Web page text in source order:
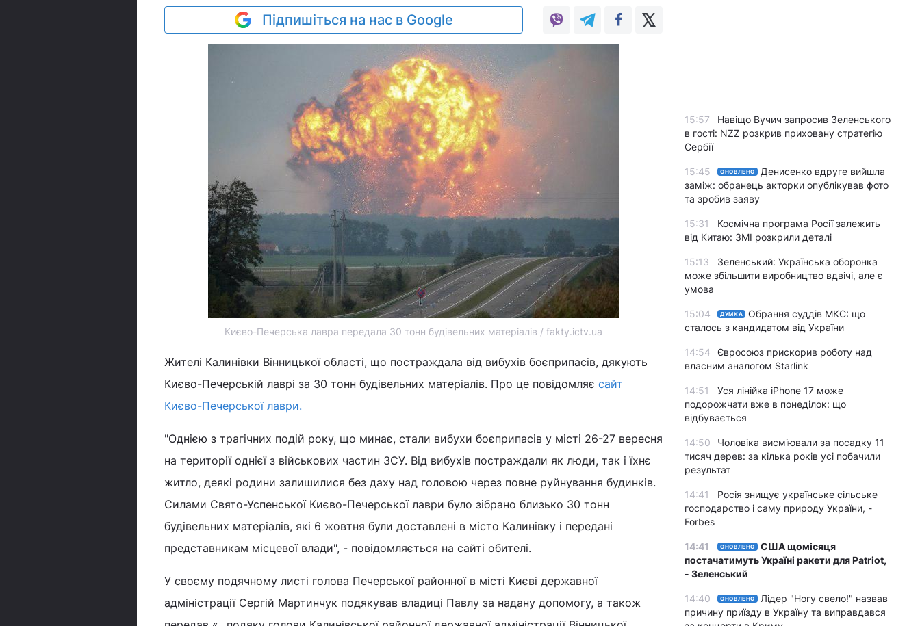
Підпишіться на нас в Google
Києво-Печерська лавра передала 30 тонн будівельних матеріалів / fakty.ictv.ua
Жителі Калинівки Вінницької області, що постраждала від вибухів боєприпасів, дякують
Києво-Печерській лаврі за 30 тонн будівельних матеріалів. Про це повідомляє сайт
Києво-Печерської лаври.
"Однією з трагічних подій року, що минає, стали вибухи боєприпасів у місті 26-27 вересня
на території однієї з військових частин ЗСУ. Від вибухів постраждали як люди, так і їхнє
житло, деякі родини залишилися без даху над головою через повне руйнування будинків.
Силами Свято-Успенської Києво-Печерської лаври було зібрано близько 30 тонн
будівельних матеріалів, які 6 жовтня були доставлені в місто Калинівку і передані
представникам місцевої влади", - повідомляється на сайті обителі.
У своєму подячному листі голова Печерської районної в місті Києві державної
адміністрації Сергій Мартинчук подякував владиці Павлу за надану допомогу, а також
15:57
Навіщо Вучич запросив Зеленського
в гості: NZZ розкрив приховану стратегію
Сербії
15:45 ОНОВЛЕНО
Денисенко вдруге вийшла
заміж: обранець акторки опублікував фото
та зробив заяву
15:31
Космічна програма Росії залежить
від Китаю: ЗМІ розкрили деталі
15:13
Зеленський: Українська оборонка
може збільшити виробництво вдвічі, але є
умова
15:04 ДУМКА
Обрання суддів МКС: що
сталось з кандидатом від України
14:54
Євросоюз прискорив роботу над
власним аналогом Starlink
14:51
Уся лінійка iPhone 17 може
подорожчати вже в понеділок: що
відбувається
14:50
Чоловіка висміювали за посадку 11
тисяч дерев: за кілька років усі побачили
результат
14:41
Росія знищує українське сільське
господарство і саму природу України, -
Forbes
14:41 ОНОВЛЕНО
США щомісяця
постачатимуть Україні ракети для Patriot,
- Зеленський
14:40 ОНОВЛЕНО
Лідер "Ногу свело!" назвав
причину приїзду в Україну та виправдався